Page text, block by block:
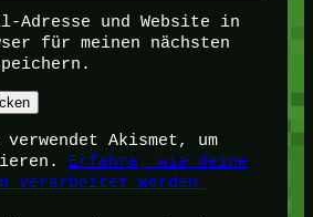
Adresse und Website in
für meinen nächsten
verwendet Akismet, um
Erfahre, wie deine
verarbeitet werden.